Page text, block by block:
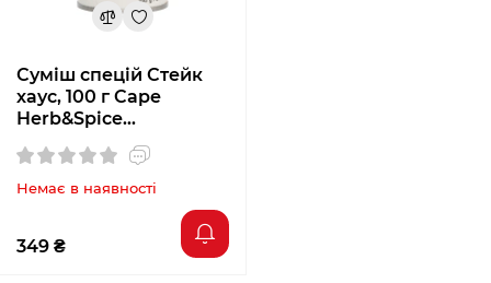
Суміш спецій Стейк
хаус, 100 г Cape
Herb&Spice
RUBTB000003
Немає в наявності
349 ₴